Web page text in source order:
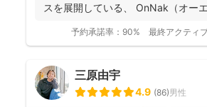
スを展開している、 OnNak（オー
予約承諾率： 90% 最終アクティブ
三原由宇
4.9 (86)男性